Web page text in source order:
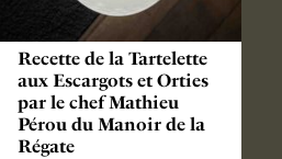
Recette de la Tartelette
aux Escargots et Orties
par le chef Mathieu
Pérou du Manoir de la
Régate